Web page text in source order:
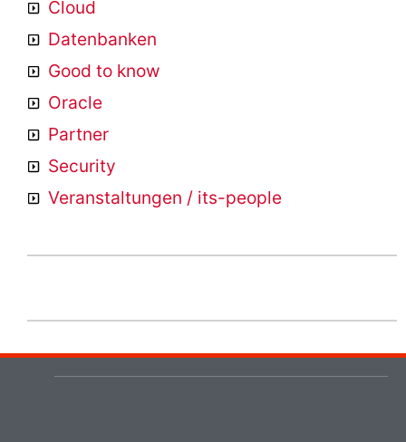
Cloud
Datenbanken
Good to know
Oracle
Partner
Security
Veranstaltungen / its-people